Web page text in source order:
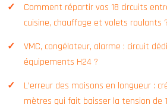
Comment répartir vos 18 circuits
cuisine, chauffage et volets roulants ?
VMC, congélateur, alarme : circuit
équipements H24 ?
L’erreur des maisons en longueur :
mètres qui fait baisser la tension de